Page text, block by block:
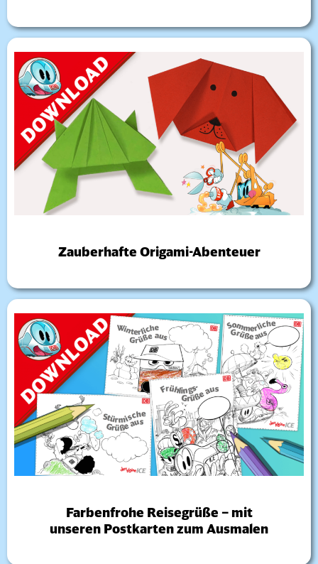
Zauberhafte Origami-Abenteuer
Farbenfrohe Reisegrüße – mit
unseren Postkarten zum Ausmalen